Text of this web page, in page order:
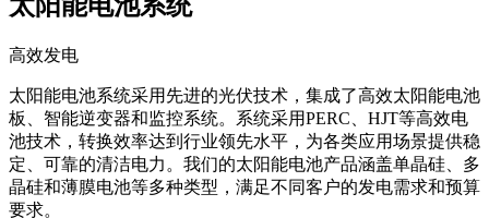
高效发电
太阳能电池系统采用先进的光伏技术，集成了高效太阳能电池
板、智能逆变器和监控系统。系统采用PERC、HJT等高效电
池技术，转换效率达到行业领先水平，为各类应用场景提供稳
定、可靠的清洁电力。我们的太阳能电池产品涵盖单晶硅、多
晶硅和薄膜电池等多种类型，满足不同客户的发电需求和预算
要求。